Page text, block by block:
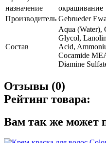
назначение
окрашивание
Производитель Gebrueder
Состав
Aqua (Water),
Glycol,
Acid,
Cocamide
Diamine
Отзывы (0)
Рейтинг товара:
Вам так же может